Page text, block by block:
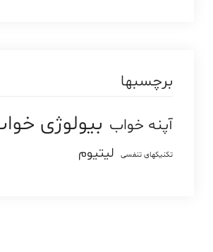
برچسبها
آپنه خواب بیولوژی
تکنیکهای تنفسی لیتیوم